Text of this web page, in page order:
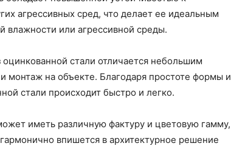
агрессивных сред, что делает ее идеальным
влажности или агрессивной среды.
оцинкованной стали отличается небольшим
монтаж на объекте. Благодаря простоте формы и
стали происходит быстро и легко.
иметь различную фактуру и цветовую гамму,
впишется в архитектурное решение